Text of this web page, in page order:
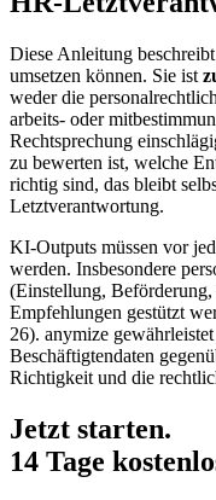
Diese Anleitung
umsetzen können. Sie ist
weder die
arbeits- oder
Rechtsprechung
zu bewerten ist, welche
richtig sind, das bleibt
Letztverantwortung.
KI-Outputs müssen vor
werden. Insbesondere
(Einstellung,
Empfehlungen gestützt
26). anymize
Beschäftigtendaten
Richtigkeit und die
Jetzt starten.
14 Tage